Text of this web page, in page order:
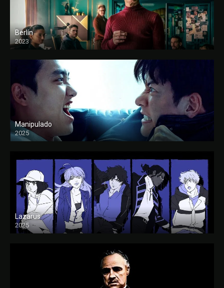
Berlín
2023
Manipulado
2025
Lazarus
2025